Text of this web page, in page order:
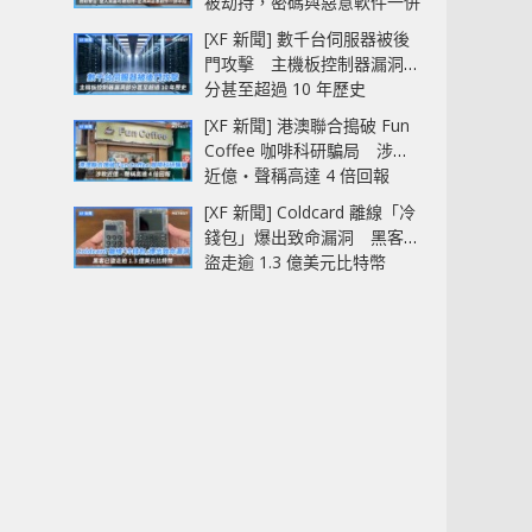
中招
[XF 新聞] 數千台伺服器被後
門攻擊 主機板控制器漏洞部
分甚至超過 10 年歷史
[XF 新聞] 港澳聯合搗破 Fun
Coffee 咖啡科研騙局 涉款
近億‧聲稱高達 4 倍回報
[XF 新聞] Coldcard 離線「冷
錢包」爆出致命漏洞 黑客已
盜走逾 1.3 億美元比特幣